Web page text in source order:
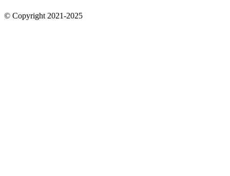
© Copyright 2021-2025